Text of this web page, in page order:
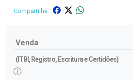
Compartilhe:
Venda
(ITBI, Registro, Escritura e Certidões)